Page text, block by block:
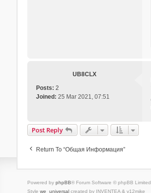
UB8CLX
Posts: 2
Joined: 25 Mar 2021, 07:51
Post Reply
Return To “Общая Информация”
Powered by phpBB® Forum Software © phpBB Limited
Style we_universalcreated by INVENTEA & v12mike